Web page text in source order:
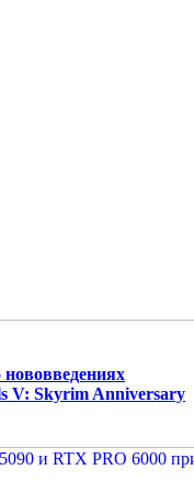
V: Skyrim Anniversary